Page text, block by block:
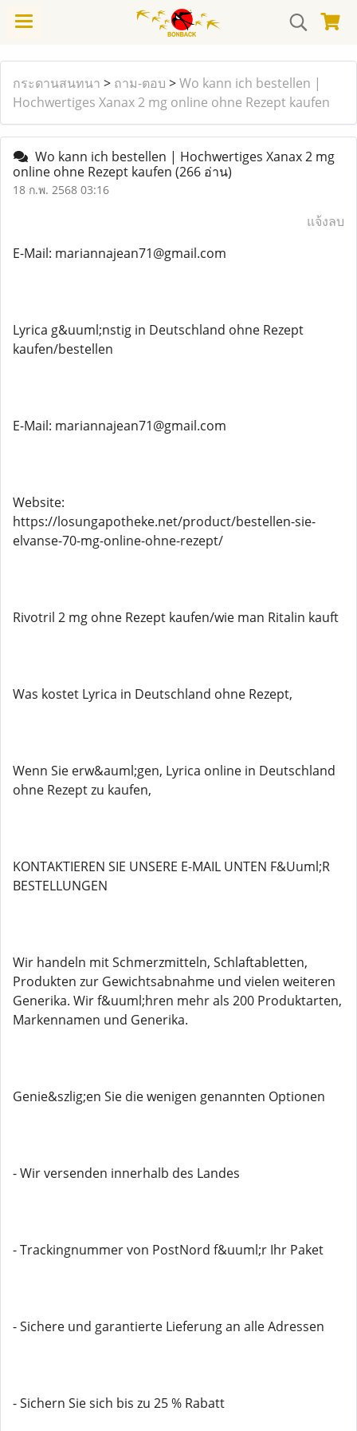
กระดานสนทนา > ถาม-ตอบ >Wo kann ich bestellen |
Hochwertiges Xanax 2 mg online ohne Rezept kaufen
Wo kann ich bestellen | Hochwertiges Xanax 2 mg
online ohne Rezept kaufen (266 อ่าน)
18 ก.พ. 2568 03:16
แจ้งลบ
E-Mail: mariannajean71@gmail.com
Lyrica g&uuml;nstig in Deutschland ohne Rezept
kaufen/bestellen
E-Mail: mariannajean71@gmail.com
Website:
https://losungapotheke.net/product/bestellen-sie-
elvanse-70-mg-online-ohne-rezept/
Rivotril 2 mg ohne Rezept kaufen/wie man Ritalin kauft
Was kostet Lyrica in Deutschland ohne Rezept,
Wenn Sie erw&auml;gen, Lyrica online in Deutschland
ohne Rezept zu kaufen,
KONTAKTIEREN SIE UNSERE E-MAIL UNTEN F&Uuml;R
BESTELLUNGEN
Wir handeln mit Schmerzmitteln, Schlaftabletten,
Produkten zur Gewichtsabnahme und vielen weiteren
Generika. Wir f&uuml;hren mehr als 200 Produktarten,
Markennamen und Generika.
Genie&szlig;en Sie die wenigen genannten Optionen
- Wir versenden innerhalb des Landes
- Trackingnummer von PostNord f&uuml;r Ihr Paket
- Sichere und garantierte Lieferung an alle Adressen
- Sichern Sie sich bis zu 25 % Rabatt